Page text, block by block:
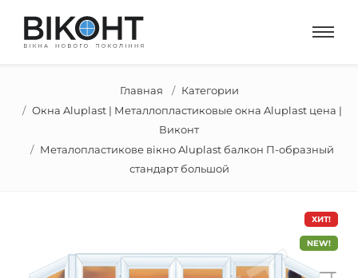
Главная
Категории
Окна Aluplast | Металлопластиковые окна Aluplast цена |
Виконт
Металопластикове вікно Aluplast балкон П-образный
стандарт большой
ХИТ!
NEW!